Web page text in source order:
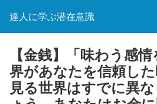
達人に学ぶ潜在意識
【金銭】「味わう感
界があなたを信頼し
見る世界はすでに異